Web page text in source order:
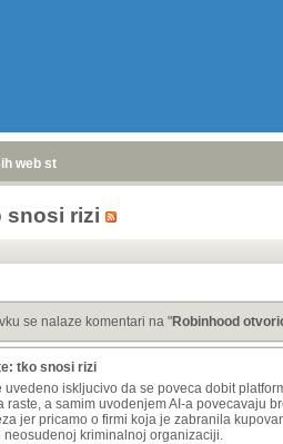
web stranica
snosi rizi
se nalaze komentari na "Robinhood
tko snosi rizi
iskljucivo da se poveca dobit
raste, a samim uvodenjem AI-a povecavaju
jer pricamo o firmi koja je zabranila
kriminalnoj organizaciji.